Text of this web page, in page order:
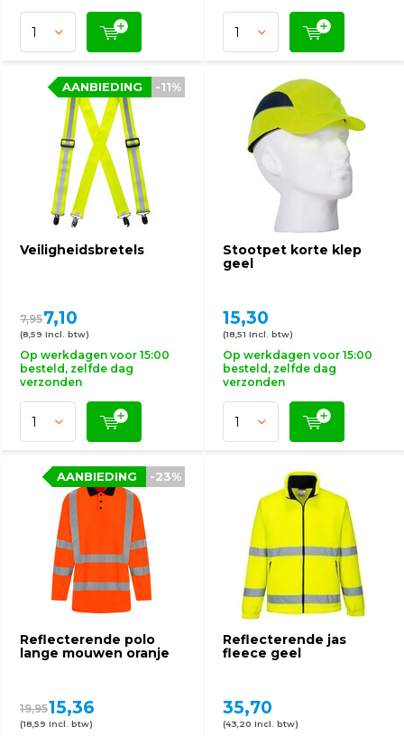
Veiligheidsbretels
-11%
AANBIEDING
7,957,10
(8,59 Incl. btw)
Op werkdagen voor 15:00
besteld, zelfde dag
verzonden
Stootpet korte klep
geel
15,30
(18,51 Incl. btw)
Op werkdagen voor 15:00
besteld, zelfde dag
verzonden
Reflecterende polo
lange mouwen oranje
-23%
AANBIEDING
19,9515,36
(18,59 Incl. btw)
Reflecterende jas
fleece geel
35,70
(43,20 Incl. btw)